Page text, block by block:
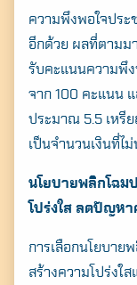
ความพึงพอใจประ
อีกด้วย ผลที่ตามม
รับคะแนนความพึง
จาก 100 คะแนน
ประมาณ 5.5 เหรี
เป็นจำนวนเงินที่ไ
นโยบายพลิกโฉม
โปร่งใส ลดปัญห
การเลือกนโยบาย
สร้างความโปร่งใ